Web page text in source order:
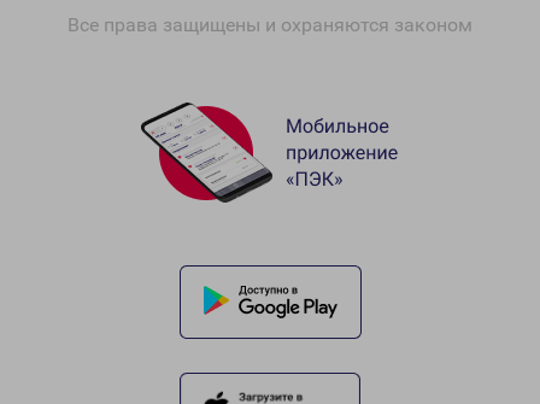
Все права защищены и охраняются законом